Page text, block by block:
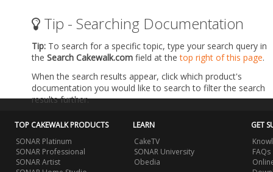
Tip - Searching Documentation
Tip: To search for a specific topic, type your search query in
the Search Cakewalk.com field at thetop right of this page.
When the search results appear, click which product's
documentation you would like to search to filter the search
results further.
TOP CAKEWALK PRODUCTS
SONAR Platinum
SONAR Professional
SONAR Artist
LEARN
CakeTV
SONAR University
Obedia
GET
FAQs